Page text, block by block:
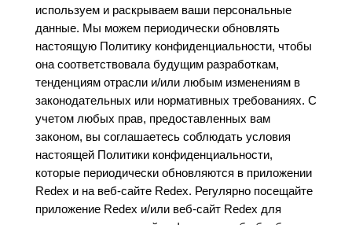
используем и раскрываем ваши персональные
данные. Мы можем периодически обновлять
настоящую Политику конфиденциальности, чтобы
она соответствовала будущим разработкам,
тенденциям отрасли и/или любым изменениям в
законодательных или нормативных требованиях. С
учетом любых прав, предоставленных вам
законом, вы соглашаетесь соблюдать условия
настоящей Политики конфиденциальности,
которые периодически обновляются в приложении
Redex и на веб-сайте Redex. Регулярно посещайте
приложение Redex и/или веб-сайт Redex для